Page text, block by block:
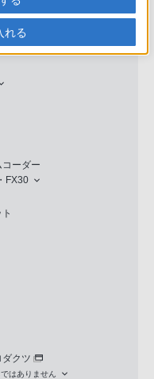
レビ
ーダー
FX30
クツ
はありません
れる